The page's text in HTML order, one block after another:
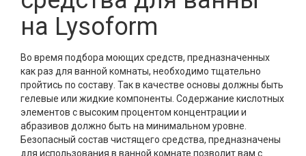
на Lysoform
Во время подбора моющих средств, предназначенных
как раз для ванной комнаты, необходимо тщательно
пройтись по составу. Так в качестве основы должны быть
гелевые или жидкие компоненты. Содержание кислотных
элементов с высоким процентом концентрации и
абразивов должно быть на минимальном уровне.
Безопасный состав чистящего средства, предназначены
для использования в ванной комнате позволит вам с